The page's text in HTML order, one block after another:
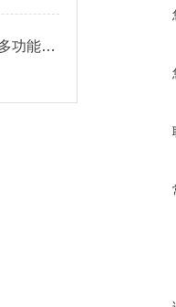
在线式密度计：液体测量的多功能解决方案